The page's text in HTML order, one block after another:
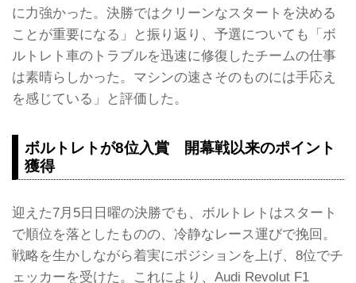
に力強かった。決勝ではクリーンなスタートを決める
ことが重要になる」と振り返り、予選についても「ボ
ルトレト車のトラブルを迅速に修復したチームの仕事
は素晴らしかった。マシンの速さそのものには手応え
を感じている」と評価した。
ボルトレトが8位入賞 開幕戦以来のポイント
獲得
迎えた7月5日日曜の決勝でも、ボルトレトはスタート
で順位を落としたものの、冷静なレース運びで挽回。
戦略を生かしながら着実にポジションを上げ、8位でチ
ェッカーを受けた。これにより、Audi Revolut F1